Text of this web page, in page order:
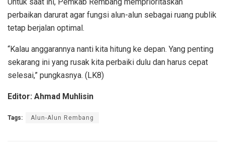
perbaikan darurat agar fungsi alun-alun sebagai ruang publik
tetap berjalan optimal.
“Kalau anggarannya nanti kita hitung ke depan. Yang penting
sekarang ini yang rusak kita perbaiki dulu dan harus cepat
selesai,” pungkasnya. (LK8)
Editor: Ahmad Muhlisin
Tags: Alun-Alun Rembang